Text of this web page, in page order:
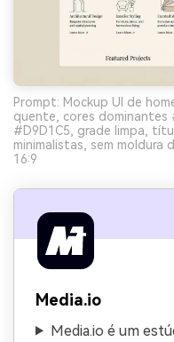
Prompt: Mockup UI de
quente, cores dominantes
#D9D1C5, grade limpa,
minimalistas, sem
16:9
Media.io
Media.io é um